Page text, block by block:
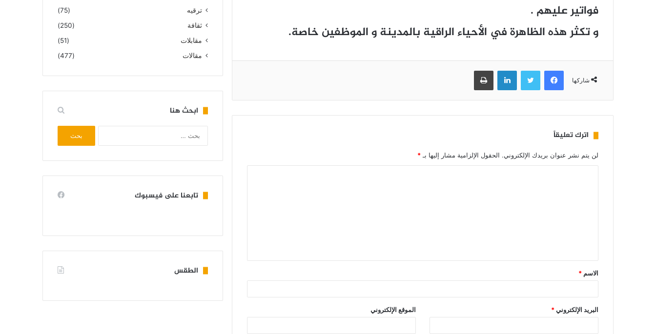
فواتير عليهم .
و تكثر هذه الظاهرة في الأحياء الراقية بالمدينة و الموظفين خاصة.
شاركها
فيسبوك تويتر لينكدإن طباعة
اترك تعليقاً
لن يتم نشر عنوان بريدك الإلكتروني. الحقول الإلزامية مشار إليها بـ *
الاسم *
البريد الإلكتروني* الموقع الإلكتروني
ترقيه
(75)
ثقافة
(250)
مقابلات
(51)
مقالات
(477)
ابحث هنا
تابعنا على فيسبوك
الطقس